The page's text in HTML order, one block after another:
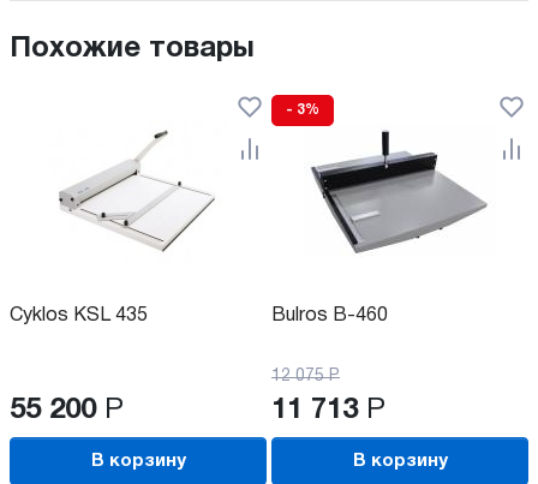
Похожие товары
Cyklos KSL 435
55 200 Р
В корзину
- 3%
Bulros B-460
12 075 Р
11 713 Р
В корзину